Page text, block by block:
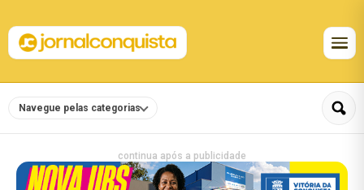
Navegue pelas categorias
continua após a publicidade